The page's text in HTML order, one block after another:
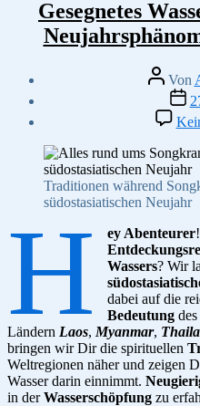
Gesegnetes
Von
Traditionen während
südostasiatischen Neujahr
H ey Abenteurer
Wassers? Wir
dabei auf die
Bedeutung
Ländern Laos, Myanmar,
bringen wir Dir die spirituellen
Weltregionen näher und zeigen
Wasser darin einnimmt.
in derWasserschöpfung zu